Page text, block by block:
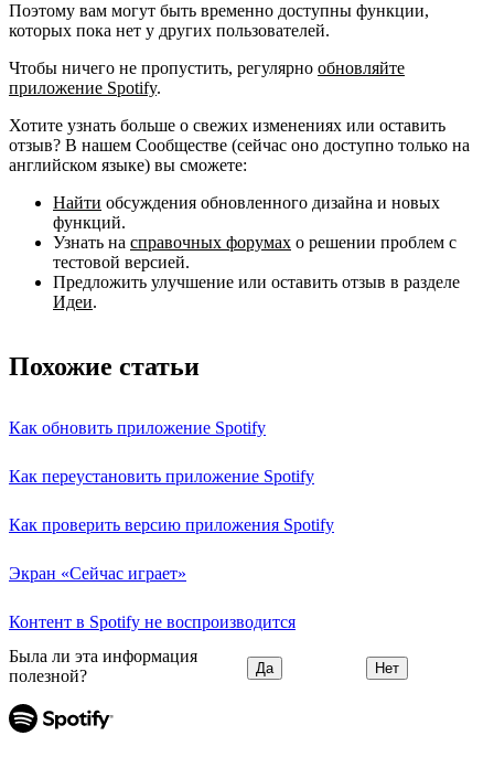
Поэтому вам могут быть временно доступны функции,
которых пока нет у других пользователей.
Чтобы ничего не пропустить, регулярно обновляйте
приложение Spotify.
Хотите узнать больше о свежих изменениях или оставить
отзыв? В нашем Сообществе (сейчас оно доступно только на
английском языке) вы сможете:
Найти обсуждения обновленного дизайна и новых
функций.
Узнать на справочных форумах о решении проблем с
тестовой версией.
Предложить улучшение или оставить отзыв в разделе
Идеи.
Похожие статьи
Как обновить приложение Spotify
Как переустановить приложение Spotify
Как проверить версию приложения Spotify
Экран «Сейчас играет»
Контент в Spotify не воспроизводится
Была ли эта информация
полезной?
Да Нет